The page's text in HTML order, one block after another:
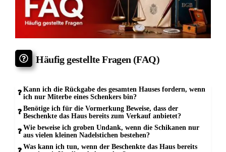
auslöst.Auch wenn Sie nur einen geringen Erbanteil halten,
verhindert die Rechtsnatur des Grundstücks eine bloß
anteilige Rückabwicklung durch den Beschenkten.
Der Anspruch auf Rückgabe wegen groben Undanks gemäß
§ 530 Abs. 1 BGB richtet sich bei Immobilien stets auf das
gesamte Objekt, weil eine Aufteilung in fiktive
widerspricht. Da Sie als Miterbe in die Rechtsstellung des
ursprünglichen Schenkers eingetreten sind, können Sie die
Leistung an alle Berechtigten im Wege der sogenannten
dass der Beschenkte das Haus nicht stückeln darf, sondern
das Eigentum als Ganzes an die Erbengemeinschaft